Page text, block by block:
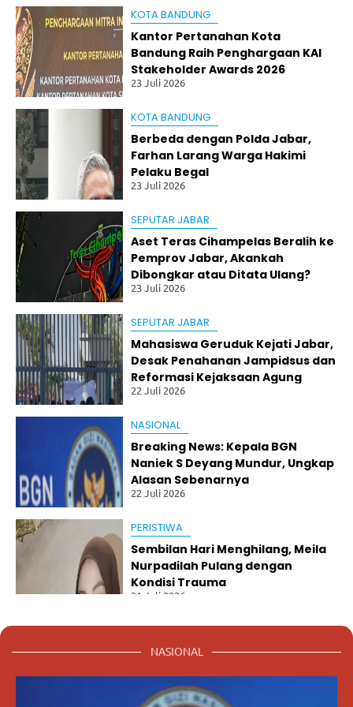
ar
25
0
Pe
nu
ng
Di
ev
ak
ua
si
Ko
rp
s
Su
ka
rel
SR
)
P
Ko
ta
nd
un
g
Re
s
mi
e
m
bu
ka
Pe
ne
m
n
gg
ot
KOTA BANDUNG
Kantor Pertanahan Kota
Bandung Raih Penghargaan KAI
Stakeholder Awards 2026
23 Juli 2026
KOTA BANDUNG
Berbeda dengan Polda Jabar,
Farhan Larang Warga Hakimi
Pelaku Begal
23 Juli 2026
SEPUTAR JABAR
Aset Teras Cihampelas Beralih ke
Pemprov Jabar, Akankah
Dibongkar atau Ditata Ulang?
23 Juli 2026
SEPUTAR JABAR
Mahasiswa Geruduk Kejati Jabar,
Desak Penahanan Jampidsus dan
Reformasi Kejaksaan Agung
22 Juli 2026
NASIONAL
Breaking News: Kepala BGN
Naniek S Deyang Mundur, Ungkap
Alasan Sebenarnya
22 Juli 2026
PERISTIWA
Sembilan Hari Menghilang, Meila
Nurpadilah Pulang dengan
Kondisi Trauma
21 Juli 2026
NASIONAL